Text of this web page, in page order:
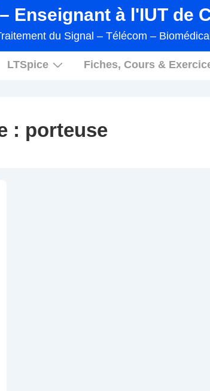
Enseignant à l'IUT de
du Signal – Télécom –
LTSpice Fiches, Cours &
: porteuse